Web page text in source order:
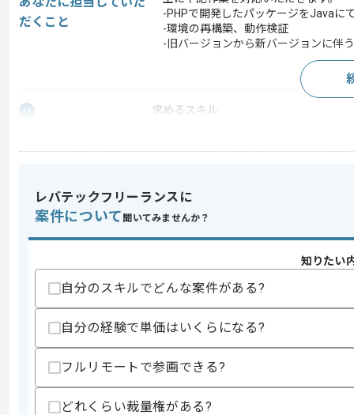
だくこと
-PHPで開発したパッケージをJavaに
-環境の再構築、動作検証
-旧バージョンから新バージョンに伴
求めるスキル
上記に似た経験やスキルをお持ちであれば申
精算・お支払い
精算基準時間
140時間〜180時間
支払いサイト
15日
その他募集要項
募集人数
レバテックフリーランスに
案件について 聞いてみませんか？
知りたい
自分のスキルでどんな案件がある?
自分の経験で単価はいくらになる?
フルリモートで参画できる?
どれくらい裁量権がある?